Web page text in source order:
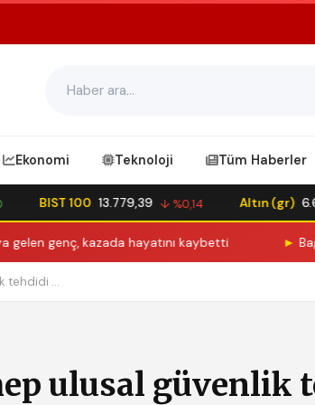
Ekonomi Teknoloji Tüm Haberler
BIST 100 13.779,39 ↓ %0,14 Altın (gr)
kazada hayatını kaybetti ►
tehdidi ...
ulusal güvenlik